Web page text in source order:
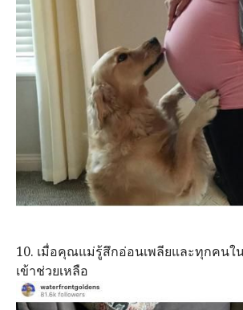
10. เมื่อคุณแม่รู้สึกอ่อนเพลียและทุกคนใ
เข้าช่วยเหลือ